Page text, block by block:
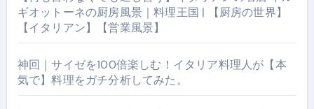
ギオットーネの厨房風景｜料理王国 | 【厨房の世界】
【イタリアン】【営業風景】
神回｜サイゼを100倍楽しむ！イタリア料理人が【本
気で】料理をガチ分析してみた。